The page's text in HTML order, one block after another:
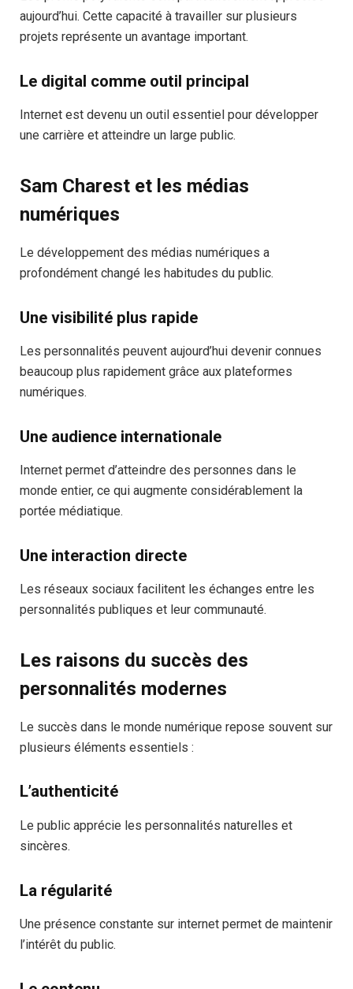
aujourd’hui. Cette capacité à travailler sur plusieurs
projets représente un avantage important.
Le digital comme outil principal
Internet est devenu un outil essentiel pour développer
une carrière et atteindre un large public.
Sam Charest et les médias
numériques
Le développement des médias numériques a
profondément changé les habitudes du public.
Une visibilité plus rapide
Les personnalités peuvent aujourd’hui devenir connues
beaucoup plus rapidement grâce aux plateformes
numériques.
Une audience internationale
Internet permet d’atteindre des personnes dans le
monde entier, ce qui augmente considérablement la
portée médiatique.
Une interaction directe
Les réseaux sociaux facilitent les échanges entre les
personnalités publiques et leur communauté.
Les raisons du succès des
personnalités modernes
Le succès dans le monde numérique repose souvent sur
plusieurs éléments essentiels :
L’authenticité
Le public apprécie les personnalités naturelles et
sincères.
La régularité
Une présence constante sur internet permet de maintenir
l’intérêt du public.